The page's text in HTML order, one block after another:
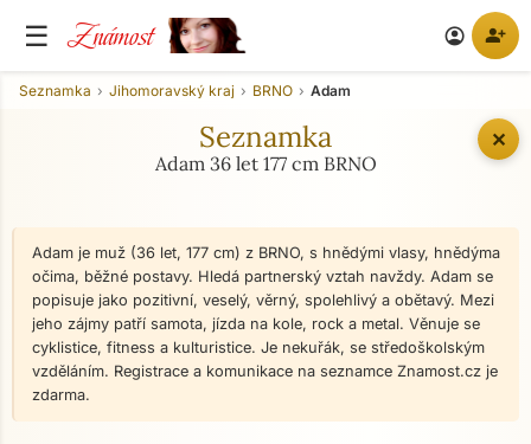
☰ Známost account_circle person_add
✕
Seznamka Jihomoravský kraj BRNO Adam
Seznamka
Adam 36 let 177 cm BRNO
Adam je muž (36 let, 177 cm) z BRNO, s hnědými vlasy, hnědýma
očima, běžné postavy. Hledá partnerský vztah navždy. Adam se
popisuje jako pozitivní, veselý, věrný, spolehlivý a obětavý. Mezi
jeho zájmy patří samota, jízda na kole, rock a metal. Věnuje se
cyklistice, fitness a kulturistice. Je nekuřák, se středoškolským
vzděláním. Registrace a komunikace na seznamce Znamost.cz je
zdarma.